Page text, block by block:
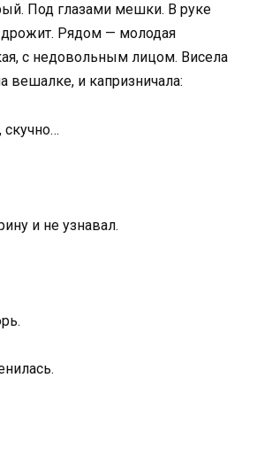
Под глазами мешки. В руке
дрожит. Рядом — молодая
с недовольным лицом. Висела
вешалке, и капризничала:
и не узнавал.